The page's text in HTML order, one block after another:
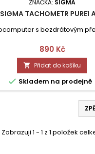
ZNAČKA: SIGMA
SIGMA TACHOMETR PURE1
s bezdrátovým
Cena
890 Kč
 Přidat do košíku
 Skladem na prodejně
Zobrazuji 1 - 1 z 1 položek